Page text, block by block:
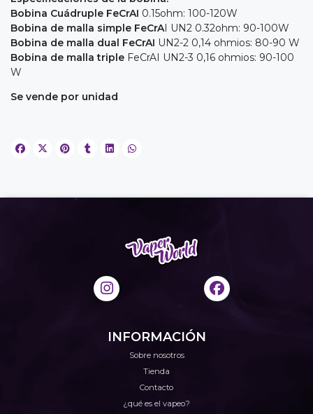
Bobina Cuádruple FeCrAI 0.15ohm: 100-120W
Bobina de malla simple FeCrAI UN2 0.32ohm: 90-100W
Bobina de malla dual FeCrAI UN2-2 0,14 ohmios: 80-90 W
Bobina de malla triple FeCrAI UN2-3 0,16 ohmios: 90-100
W
Se vende por unidad
INFORMACIÓN
Sobre nosotros
Tienda
Contacto
¿qué es el vapeo?